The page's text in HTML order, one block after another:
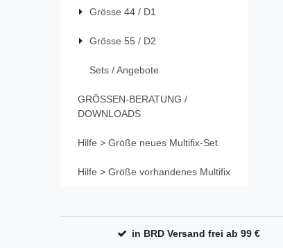
Grösse 44 / D1
Grösse 55 / D2
Sets / Angebote
GRÖSSEN-BERATUNG /
DOWNLOADS
Hilfe > Größe neues Multifix-Set
Hilfe > Größe vorhandenes Multifix
in BRD Versand frei ab 99 €